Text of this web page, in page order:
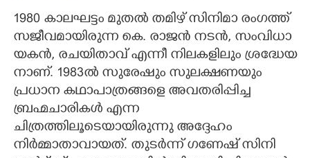
1980 കാലഘട്ടം മുതൽ തമിഴ് സിനിമാ രംഗത്ത്
സജീവമായിരുന്ന കെ. രാജൻ ന​ട​ൻ,​​​ ​സം​വി​ധാ​
യ​ക​ൻ,​​​ ​ര​ച​യി​താ​വ് ​എ​ന്നീ​ ​നി​ല​ക​ളി​ലും​ ​ശ്ര​ദ്ധേ​യ​
നാ​ണ്. 1983ൽ സുരേഷും സുലക്ഷണയും
പ്രധാന കഥാപാത്രങ്ങളെ അവതരിപ്പിച്ച
ബ്രഹ്മചാരികൾ എന്ന
ചിത്രത്തിലൂടെയായിരുന്നു അദ്ദേഹം
നിർമ്മാതാവായത്. തുടർന്ന് ഗണേഷ് സിനി